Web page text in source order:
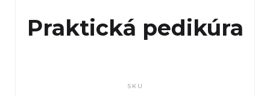
Praktická pedikúra
SKU